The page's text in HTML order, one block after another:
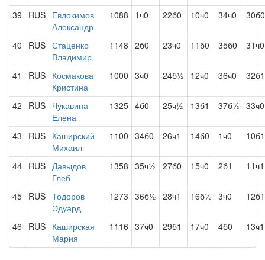
39
RUS Евдокимов
Александр
1088 1ч0 22б0 10ч0 34ч0 30б0
40 RUS Стаценко
Владимир
1148 2б0 23ч0 11б0 35б0 31ч0
41 RUS Космакова
Кристина
1000 3ч0 24б½ 12ч0 36ч0 32б1
42 RUS Чукавина
Елена
1325 4б0 25ч½ 13б1 37б½ 33ч0
43 RUS Каширский
Михаил
1100 34б0 26ч1 14б0 1ч0 10б1
44 RUS Давыдов
Глеб
1358 35ч½ 27б0 15ч0 2б1 11ч1
45 RUS Тодоров
Эдуард
1273 36б½ 28ч1 16б½ 3ч0 12б1
46 RUS Каширская
Мария
1116 37ч0 29б1 17ч0 4б0 13ч1